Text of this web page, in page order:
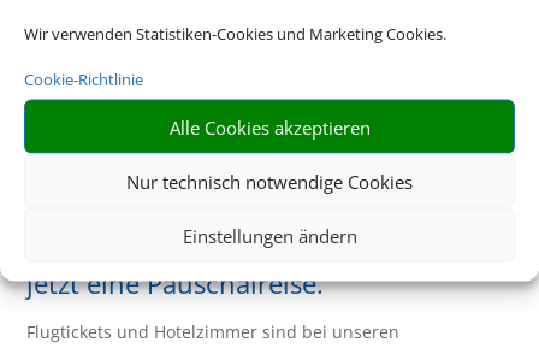
Wir verwenden Statistiken-Cookies und Marketing Cookies.
Cookie-Richtlinie
Alle Cookies akzeptieren
Nur technisch notwendige Cookies
Einstellungen ändern
Bayern
Eine Buchung – alles drin. Buchen Sie
jetzt eine Pauschalreise.
Flugtickets und Hotelzimmer sind bei unseren